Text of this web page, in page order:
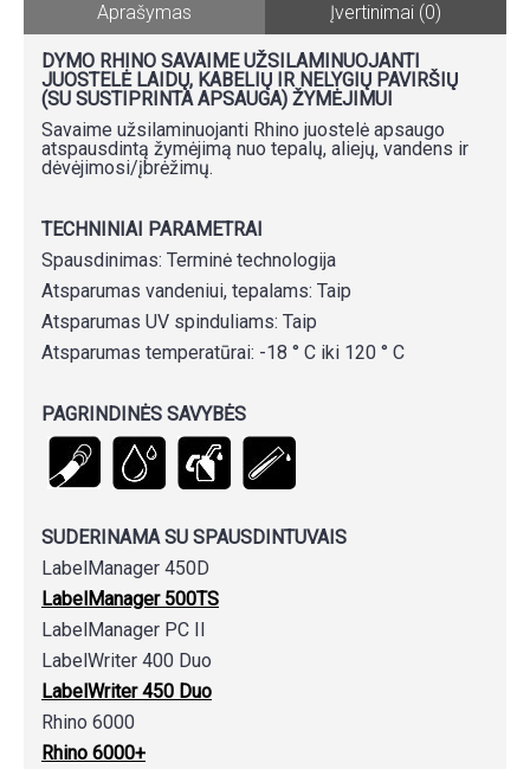
Aprašymas Įvertinimai (0)
DYMO RHINO SAVAIME UŽSILAMINUOJANTI
JUOSTELĖ LAIDŲ, KABELIŲ IR NELYGIŲ PAVIRŠIŲ
(SU SUSTIPRINTA APSAUGA) ŽYMĖJIMUI
Savaime užsilaminuojanti Rhino juostelė apsaugo
atspausdintą žymėjimą nuo tepalų, aliejų, vandens ir
dėvėjimosi/įbrėžimų.
TECHNINIAI PARAMETRAI
Spausdinimas: Terminė technologija
Atsparumas vandeniui, tepalams: Taip
Atsparumas UV spinduliams: Taip
Atsparumas temperatūrai: -18 ° C iki 120 ° C
PAGRINDINĖS SAVYBĖS
SUDERINAMA SU SPAUSDINTUVAIS
LabelManager 450D
LabelManager 500TS
LabelManager PC II
LabelWriter 400 Duo
LabelWriter 450 Duo
Rhino 6000
Rhino 6000+